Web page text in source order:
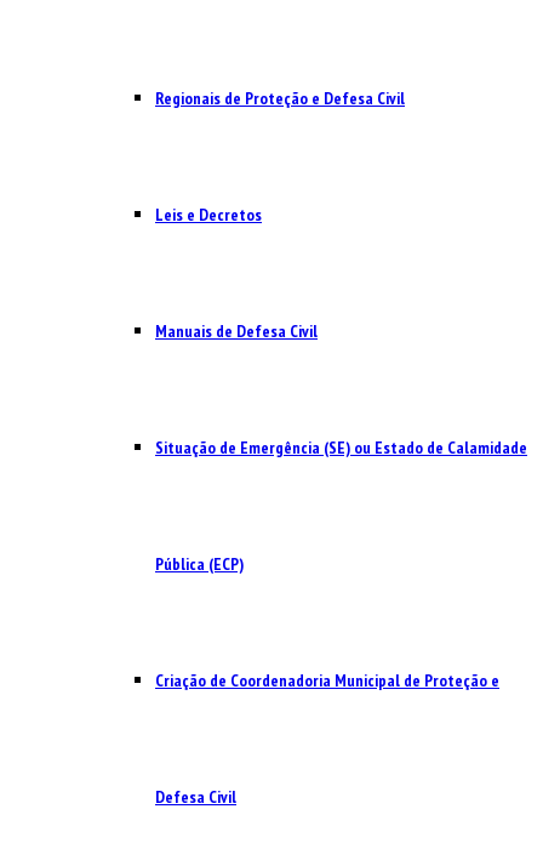
Regionais de Proteção e Defesa Civil
Leis e Decretos
Manuais de Defesa Civil
Situação de Emergência (SE) ou Estado de Calamidade
Pública (ECP)
Criação de Coordenadoria Municipal de Proteção e
Defesa Civil